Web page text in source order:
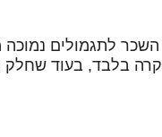
27,000 ₪ בחודש. תקרת השכר
בלבד, בעוד